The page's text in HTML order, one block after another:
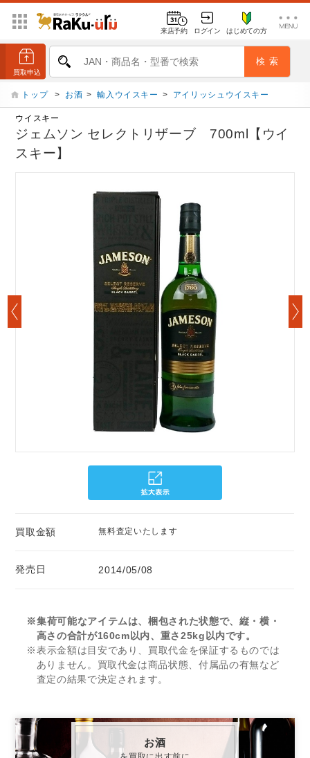
来店予約 ログイン はじめての方
トップ > お酒 > 輸入ウイスキー > アイリッシュウイスキー
ウイスキー
ジェムソン セレクトリザーブ 700ml【ウイ
スキー】
買取金額 無料査定いたします
発売日 2014/05/08
※集荷可能なアイテムは、梱包された状態で、縦・横・
高さの合計が160cm以内、重さ25kg以内です。
※表示金額は目安であり、買取代金を保証するものでは
ありません。買取代金は商品状態、付属品の有無など
査定の結果で決定されます。
お酒